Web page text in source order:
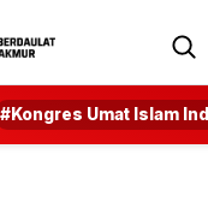
#Kongres Umat Islam